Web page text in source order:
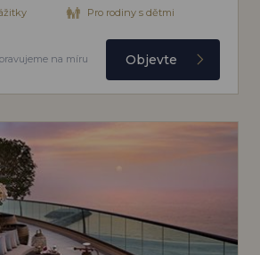
Pro rodiny s dětmi
na míru Objevte